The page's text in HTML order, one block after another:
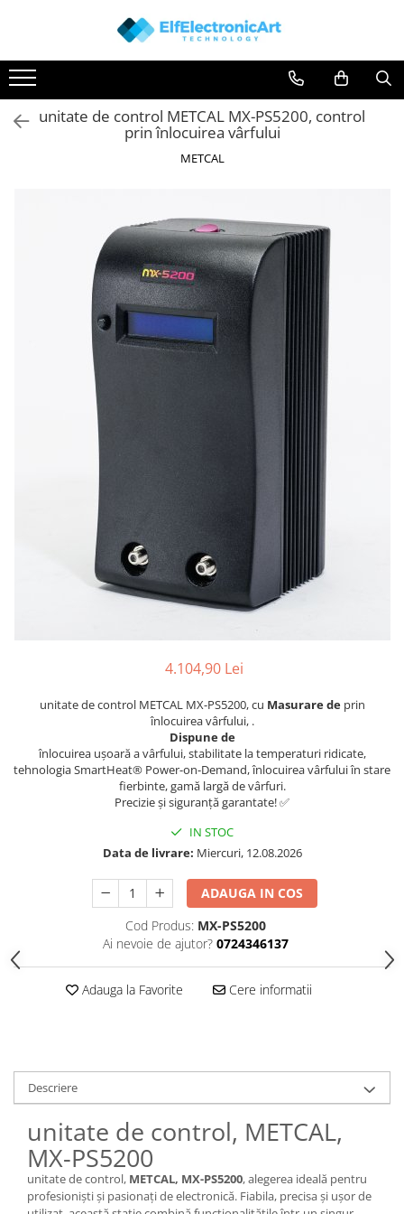
Toate Produsele
Audio
Auto
Instrumente de masura si control
Surse de alimentare
Osciloscoape
Osciloscoape AXIOMET
Osciloscoape B&K PRECISION
Osciloscoape FLUKE
Osciloscoape HANTEK
Osciloscoape KEYSIGHT
Osciloscoape OWON
Osciloscoape Peaktech
Osciloscoape ROHDE & SCHWARZ
Osciloscoape TELEDYNE LECROY
unitate de control METCAL MX-PS5200, control
prin înlocuirea vârfului
METCAL
4.104,90 Lei
unitate de control METCAL MX-PS5200, cu Masurare de prin
înlocuirea vârfului, .
Dispune de
înlocuirea ușoară a vârfului, stabilitate la temperaturi ridicate,
tehnologia SmartHeat® Power-on-Demand, înlocuirea vârfului în stare
fierbinte, gamă largă de vârfuri.
Precizie și siguranță garantate! ✅
IN STOC
Data de livrare: Miercuri, 12.08.2026
ADAUGA IN COS
Cod Produs: MX-PS5200
Ai nevoie de ajutor? 0724346137
Adauga la Favorite Cere informatii
Descriere
unitate de control, METCAL,
MX-PS5200
unitate de control, METCAL, MX-PS5200, alegerea ideală pentru
profesioniști și pasionați de electronică. Fiabila, precisa și ușor de